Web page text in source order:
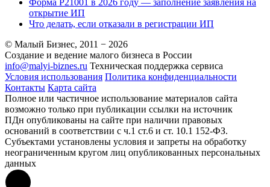
открытие ИП
Что делать, если отказали в регистрации ИП
© Малый Бизнес, 2011 − 2026
Создание и ведение малого бизнеса в России
info@malyi-biznes.ru Техническая поддержка сервиса
Условия использования Политика конфиденциальности
Контакты Карта сайта
Полное или частичное использование материалов сайта
возможно только при публикации ссылки на источник
ПДн опубликованы на сайте при наличии правовых
оснований в соответствии с ч.1 ст.6 и ст. 10.1 152-ФЗ.
Субъектами установлены условия и запреты на обработку
неограниченным кругом лиц опубликованных персональных
данных